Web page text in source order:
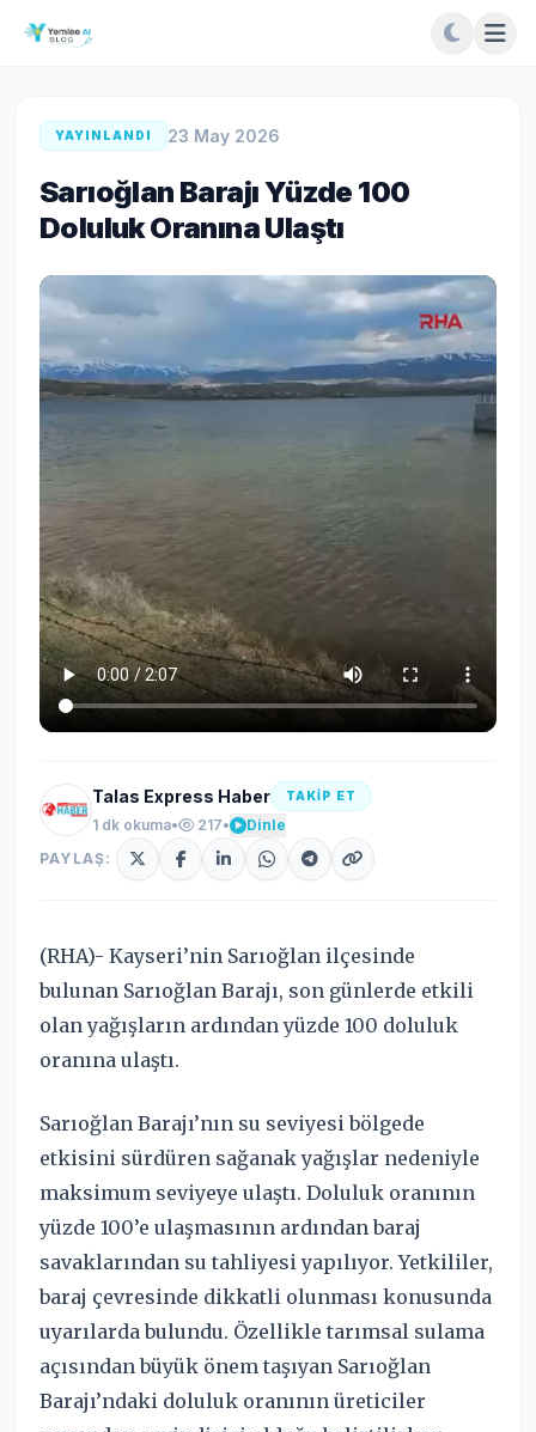
YAYINLANDI 23 May 2026
Sarıoğlan Barajı Yüzde 100
Doluluk Oranına Ulaştı
Talas Express Haber TAKİP ET
1 dk okuma• 217•
Dinle
PAYLAŞ:
(RHA)- Kayseri’nin Sarıoğlan ilçesinde
bulunan Sarıoğlan Barajı, son günlerde etkili
olan yağışların ardından yüzde 100 doluluk
oranına ulaştı.
Sarıoğlan Barajı’nın su seviyesi bölgede
etkisini sürdüren sağanak yağışlar nedeniyle
maksimum seviyeye ulaştı. Doluluk oranının
yüzde 100’e ulaşmasının ardından baraj
savaklarından su tahliyesi yapılıyor. Yetkililer,
baraj çevresinde dikkatli olunması konusunda
uyarılarda bulundu. Özellikle tarımsal sulama
açısından büyük önem taşıyan Sarıoğlan
Barajı’ndaki doluluk oranının üreticiler